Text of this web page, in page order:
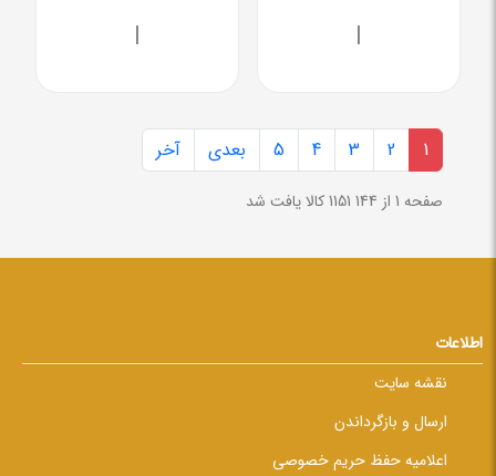
|
|
1
2
3
4
5 بعدی آخر
صفحه 1 از 144 1151 کالا یافت شد
اطلاعات
نقشه سایت
ارسال و بازگرداندن
اعلامیه حفظ حریم خصوصی